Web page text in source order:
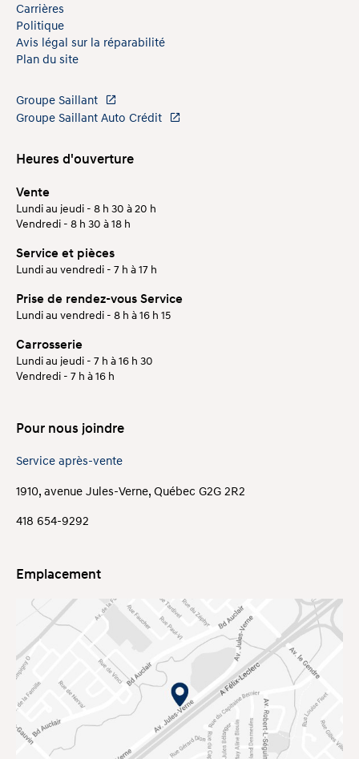
Carrières
Politique
Avis légal sur la réparabilité
Plan du site
Groupe Saillant
Groupe Saillant Auto Crédit
Heures d'ouverture
Vente
Lundi au jeudi - 8 h 30 à 20 h
Vendredi - 8 h 30 à 18 h
Service et pièces
Lundi au vendredi - 7 h à 17 h
Prise de rendez-vous Service
Lundi au vendredi - 8 h à 16 h 15
Carrosserie
Lundi au jeudi - 7 h à 16 h 30
Vendredi - 7 h à 16 h
Pour nous joindre
Service après-vente
1910, avenue Jules-Verne, Québec G2G 2R2
418 654-9292
Emplacement